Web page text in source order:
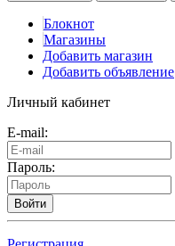
Блокнот
Магазины
Добавить магазин
Добавить объявление
Личный кабинет
E-mail:
Пароль:
Войти